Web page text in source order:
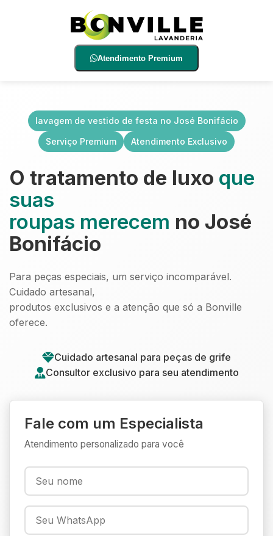
Atendimento Premium
lavagem de vestido de festa no José Bonifácio
Serviço Premium
Atendimento Exclusivo
O tratamento de luxo que
suas
roupas merecem no José
Bonifácio
Para peças especiais, um serviço incomparável.
Cuidado artesanal,
produtos exclusivos e a atenção que só a Bonville
oferece.
Cuidado artesanal para peças de grife
Consultor exclusivo para seu atendimento
Fale com um Especialista
Atendimento personalizado para você